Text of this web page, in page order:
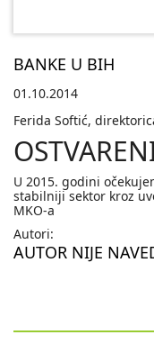
BANKE U BIH
01.10.2014
Ferida Softić,
U 2015. godini
stabilniji sektor kroz
MKO-a
Autori:
AUTOR NIJE